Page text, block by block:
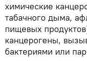
химические
табачного дыма,
пищевых
канцерогены,
бактериями или